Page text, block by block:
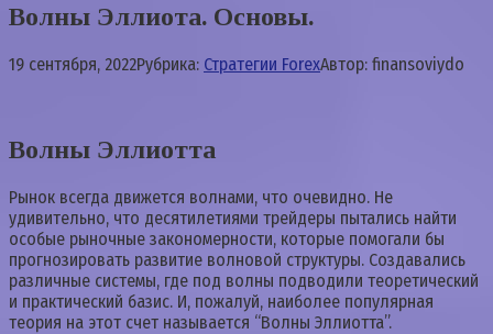
Волны Эллиота. Основы.
19 сентября, 2022Рубрика: Стратегии ForexАвтор: finansoviydo
Волны Эллиотта
Рынок всегда движется волнами, что очевидно. Не
удивительно, что десятилетиями трейдеры пытались найти
особые рыночные закономерности, которые помогали бы
прогнозировать развитие волновой структуры. Создавались
различные системы, где под волны подводили теоретический
и практический базис. И, пожалуй, наиболее популярная
теория на этот счет называется “Волны Эллиотта”.